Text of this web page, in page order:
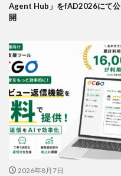
Agent Hub」をfAD2026にて公
開
2026年8月7日